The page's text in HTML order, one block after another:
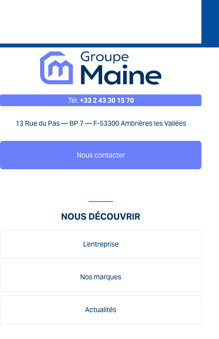
Tél.+33 2 43 30 15 70
13 Rue du Pas — BP 7 — F-53300 Ambrières les Vallées
Nous contacter
NOUS DÉCOUVRIR
L'entreprise
Nos marques
Actualités